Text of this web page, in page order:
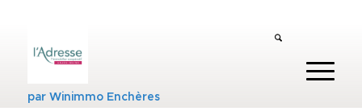
parWinimmo Enchères